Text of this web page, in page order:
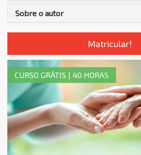
Sobre o autor
Matricular!
CURSO GRÁTIS | 40 HORAS